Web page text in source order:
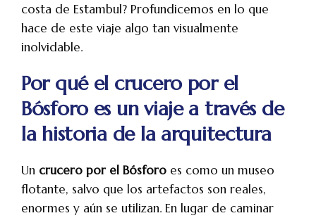
costa de Estambul? Profundicemos en lo que
hace de este viaje algo tan visualmente
inolvidable.
Por qué el crucero por el
Bósforo es un viaje a través de
la historia de la arquitectura
Un crucero por el Bósforo es como un museo
flotante, salvo que los artefactos son reales,
enormes y aún se utilizan. En lugar de caminar